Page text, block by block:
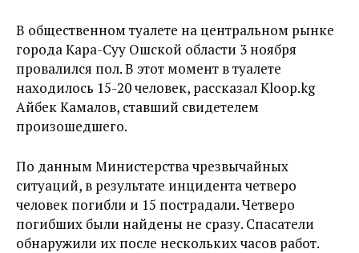
В общественном туалете на центральном рынке
города Кара-Суу Ошской области 3 ноября
провалился пол. В этот момент в туалете
находилось 15-20 человек, рассказал Kloop.kg
Айбек Камалов, ставший свидетелем
произошедшего.
По данным Министерства чрезвычайных
ситуаций, в результате инцидента четверо
человек погибли и 15 пострадали. Четверо
погибших были найдены не сразу. Спасатели
обнаружили их после нескольких часов работ.